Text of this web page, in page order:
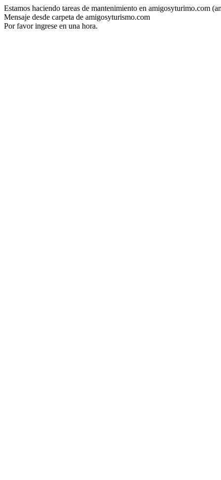
Estamos haciendo tareas de mantenimiento en amigosyturimo.com
Mensaje desde carpeta de amigosyturismo.com
Por favor ingrese en una hora.